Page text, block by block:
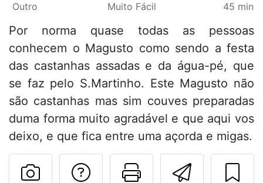
Outro Muito Fácil 45 min
Por norma quase todas as pessoas
conhecem o Magusto como sendo a festa
das castanhas assadas e da água-pé, que
se faz pelo S.Martinho. Este Magusto não
são castanhas mas sim couves preparadas
duma forma muito agradável e que aqui vos
deixo, e que fica entre uma açorda e migas.
Imprima
Falar com o autor